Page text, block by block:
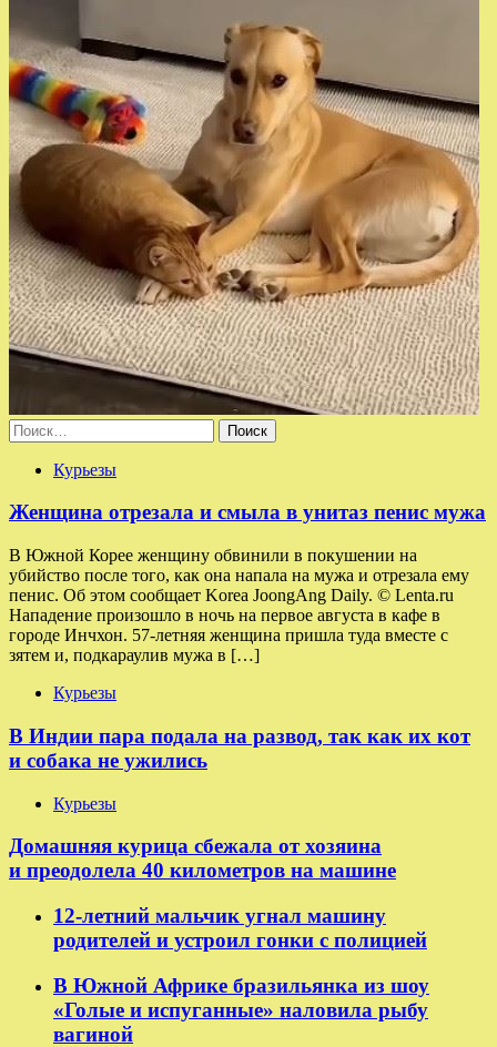
Найти:
Курьезы
Женщина отрезала и смыла в унитаз пенис мужа
В Южной Корее женщину обвинили в покушении на
убийство после того, как она напала на мужа и отрезала ему
пенис. Об этом сообщает Korea JoongAng Daily. © Lenta.ru
Нападение произошло в ночь на первое августа в кафе в
городе Инчхон. 57-летняя женщина пришла туда вместе с
зятем и, подкараулив мужа в […]
Курьезы
В Индии пара подала на развод, так как их кот
и собака не ужились
Курьезы
Домашняя курица сбежала от хозяина
и преодолела 40 километров на машине
12-летний мальчик угнал машину
родителей и устроил гонки с полицией
В Южной Африке бразильянка из шоу
«Голые и испуганные» наловила рыбу
вагиной